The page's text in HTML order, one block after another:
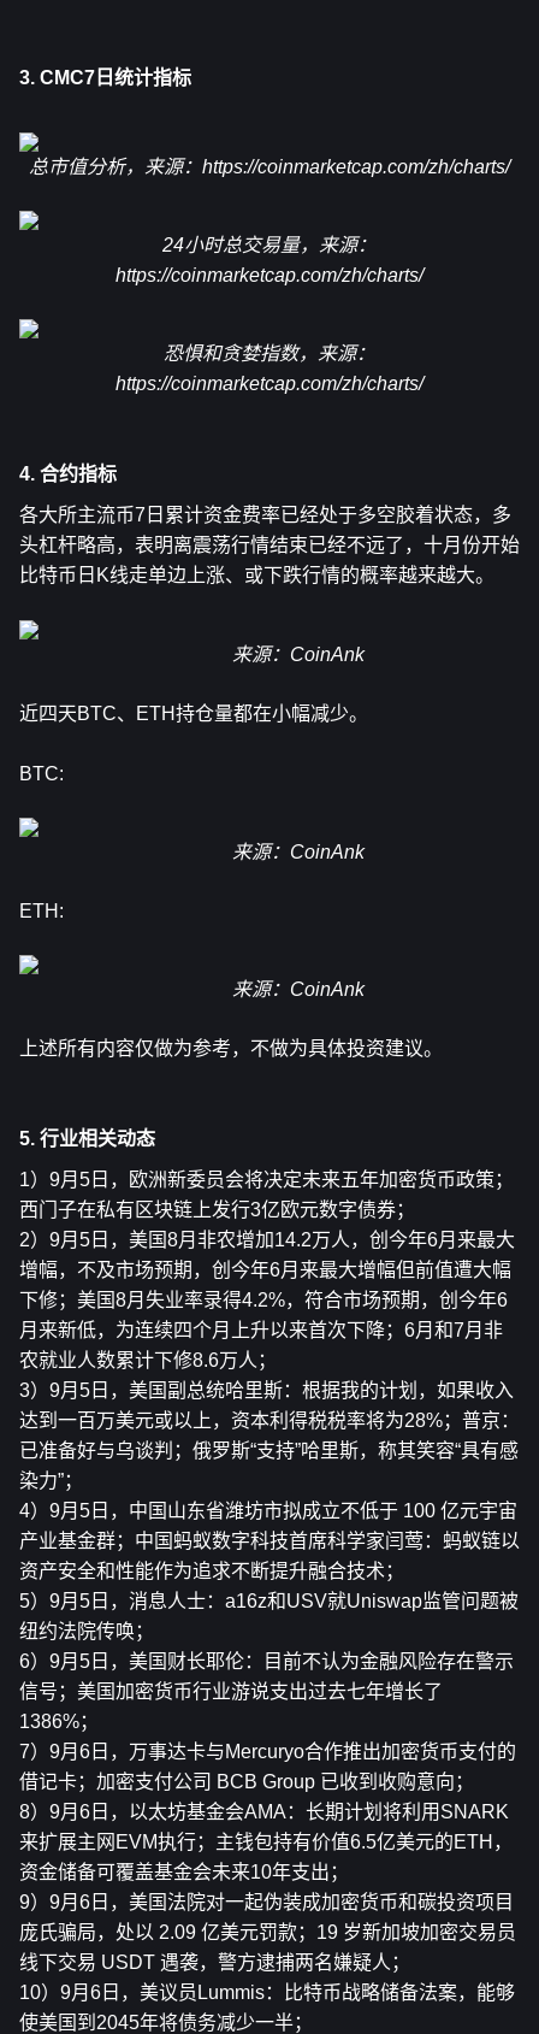
3. CMC7日统计指标
总市值分析，来源： https://coinmarketcap.com/zh/charts/
24小时总交易量，来源：
https://coinmarketcap.com/zh/charts/
恐惧和贪婪指数，来源：
https://coinmarketcap.com/zh/charts/
4. 合约指标
各大所主流币7日累计资金费率已经处于多空胶着状态，多
头杠杆略高，表明离震荡行情结束已经不远了，十月份开始
比特币日K线走单边上涨、或下跌行情的概率越来越大。
来源：CoinAnk
近四天BTC、ETH持仓量都在小幅减少。
BTC:
来源：CoinAnk
ETH:
来源：CoinAnk
上述所有内容仅做为参考，不做为具体投资建议。
5. 行业相关动态
1）9月5日，欧洲新委员会将决定未来五年加密货币政策；
西门子在私有区块链上发行3亿欧元数字债券；
2）9月5日，美国8月非农增加14.2万人，创今年6月来最大
增幅，不及市场预期，创今年6月来最大增幅但前值遭大幅
下修；美国8月失业率录得4.2%，符合市场预期，创今年6
月来新低，为连续四个月上升以来首次下降；6月和7月非
农就业人数累计下修8.6万人；
3）9月5日，美国副总统哈里斯：根据我的计划，如果收入
达到一百万美元或以上，资本利得税税率将为28%；普京：
已准备好与乌谈判；俄罗斯“支持”哈里斯，称其笑容“具有感
染力”；
4）9月5日，中国山东省潍坊市拟成立不低于 100 亿元宇宙
产业基金群；中国蚂蚁数字科技首席科学家闫莺：蚂蚁链以
资产安全和性能作为追求不断提升融合技术；
5）9月5日，消息人士：a16z和USV就Uniswap监管问题被
纽约法院传唤；
6）9月5日，美国财长耶伦：目前不认为金融风险存在警示
信号；美国加密货币行业游说支出过去七年增长了
1386%；
7）9月6日，万事达卡与Mercuryo合作推出加密货币支付的
借记卡；加密支付公司 BCB Group 已收到收购意向；
8）9月6日，以太坊基金会AMA：长期计划将利用SNARK
来扩展主网EVM执行；主钱包持有价值6.5亿美元的ETH，
资金储备可覆盖基金会未来10年支出；
9）9月6日，美国法院对一起伪装成加密货币和碳投资项目
庞氏骗局，处以 2.09 亿美元罚款；19 岁新加坡加密交易员
线下交易 USDT 遇袭，警方逮捕两名嫌疑人；
10）9月6日，美议员Lummis：比特币战略储备法案，能够
使美国到2045年将债务减少一半；